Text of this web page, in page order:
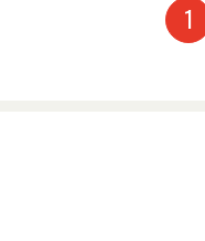
1